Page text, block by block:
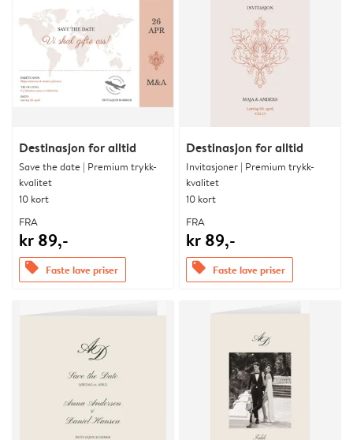
Destinasjon for alltid
Save the date | Premium trykk-
kvalitet
10 kort
FRA
kr 89,-
offers Faste lave priser
Destinasjon for alltid
Invitasjoner | Premium trykk-
kvalitet
10 kort
FRA
kr 89,-
offers Faste lave priser